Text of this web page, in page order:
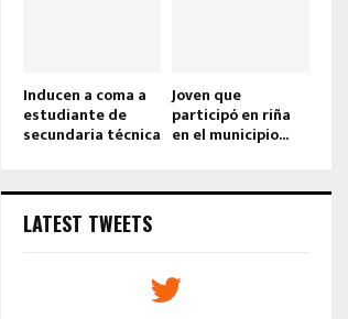
Inducen a coma a
estudiante de
secundaria técnica
Joven que
participó en riña
en el municipio...
LATEST TWEETS